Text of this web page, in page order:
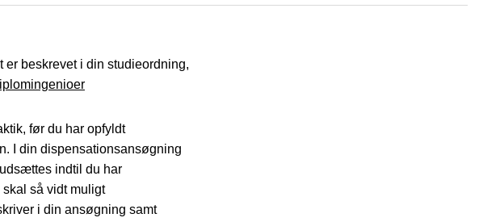
beskrevet i din studieordning,
før du har opfyldt
I din dispensationsansøgning
indtil du har
så vidt muligt
i din ansøgning samt